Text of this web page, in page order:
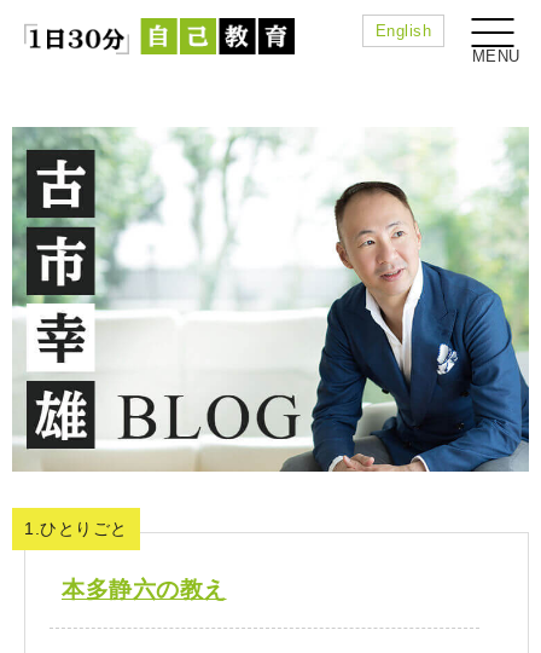
English
1.ひとりごと
本多静六の教え